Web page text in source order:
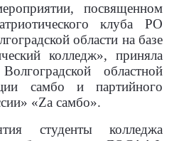
посвященном
клуба РО
области на базе
колледж», приняла
областной
самбо и партийного
«Zа самбо».
студенты колледжа